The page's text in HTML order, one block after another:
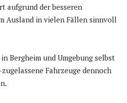
aufgrund der besseren
Ausland in vielen Fällen sinnvoll
Bergheim und Umgebung selbst
Fahrzeuge dennoch